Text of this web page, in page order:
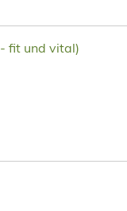
fit und vital)